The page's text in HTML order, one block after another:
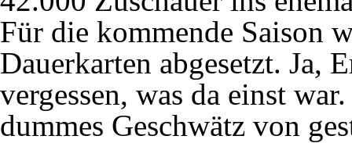
Für die kommende Saison
Dauerkarten abgesetzt. Ja,
vergessen, was da einst
dummes Geschwätz von